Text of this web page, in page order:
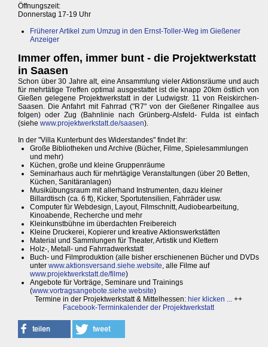
Öffnungszeit:
Donnerstag 17-19 Uhr
Früherer Artikel zum Umzug in den Ernst-Toller-Weg im Gießener
Anzeiger
Immer offen, immer bunt - die Projektwerkstatt
in Saasen
Schon über 30 Jahre alt, eine Ansammlung vieler Aktionsräume und auch
für mehrtätige Treffen optimal ausgestattet ist die knapp 20km östlich von
Gießen gelegene Projektwerkstatt in der Ludwigstr. 11 von Reiskirchen-
Saasen. Die Anfahrt mit Fahrrad ("R7" von der Gießener Ringallee aus
folgen) oder Zug (Bahnlinie nach Grünberg-Alsfeld- Fulda ist einfach
(siehe www.projektwerkstatt.de/saasen).
In der "Villa Kunterbunt des Widerstandes" findet Ihr:
Große Bibliotheken und Archive (Bücher, Filme, Spielesammlungen
und mehr)
Küchen, große und kleine Gruppenräume
Seminarhaus auch für mehrtägige Veranstaltungen (über 20 Betten,
Küchen, Sanitäranlagen)
Musikübungsraum mit allerhand Instrumenten, dazu kleiner
Billardtisch (ca. 6 ft), Kicker, Sportutensilien, Fahrräder usw.
Computer für Webdesign, Layout, Filmschnitt, Audiobearbeitung,
Kinoabende, Recherche und mehr
Kleinkunstbühne im überdachten Freibereich
Kleine Druckerei, Kopierer und kreative Aktionswerkstätten
Material und Sammlungen für Theater, Artistik und Klettern
Holz-, Metall- und Fahrradwerkstatt
Buch- und Filmproduktion (alle bisher erschienenen Bücher und DVDs
unter www.aktionsversand.siehe.website , alle Filme auf
www.projektwerkstatt.de/filme)
Angebote für Vorträge, Seminare und Trainings
(www.vortragsangebote.siehe.website)
Termine in der Projektwerkstatt & Mittelhessen:hier klicken ...
++
Facebook-Terminkalender der Projektwerkstatt